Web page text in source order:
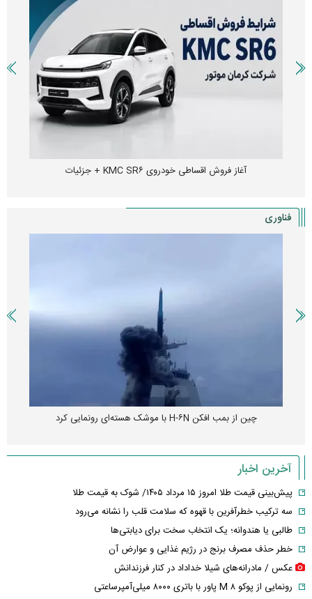
آغاز فروش اقساطی خودروی KMC SR۶ + جزئیات
فناوری
چین از بمب افکن H-۶N با موشک هسته‌ای رونمایی کرد
آخرین اخبار
پیش‌بینی قیمت طلا امروز ۱۵ مرداد ۱۴۰۵/ شوک به قیمت طلا
سه ترکیب خطرآفرین با قهوه که سلامت قلب را نشانه می‌رود
طالبی یا هندوانه؛ یک انتخاب سخت برای دیابتی‌ها
خطر حذف مصرف برنج در رژیم غذایی و عوارض آن
عکس / مادرانه‌های شیلا خداداد در کنار فرزندانش
رونمایی از پوکو M ۸ پاور با باتری ۸۰۰۰ میلی‌آمپرساعتی